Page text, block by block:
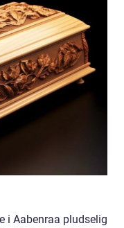
i Aabenraa pludselig